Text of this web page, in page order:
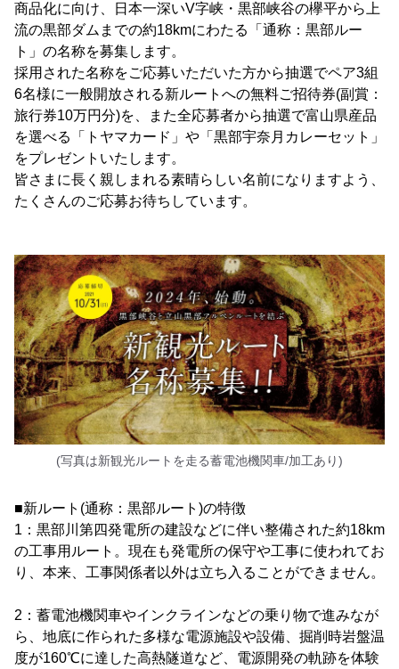
商品化に向け、日本一深いV字峡・黒部峡谷の欅平から上
流の黒部ダムまでの約18kmにわたる「通称：黒部ルー
ト」の名称を募集します。
採用された名称をご応募いただいた方から抽選でペア3組
6名様に一般開放される新ルートへの無料ご招待券(副賞：
旅行券10万円分)を、また全応募者から抽選で富山県産品
を選べる「トヤマカード」や「黒部宇奈月カレーセット」
をプレゼントいたします。
皆さまに長く親しまれる素晴らしい名前になりますよう、
たくさんのご応募お待ちしています。
(写真は新観光ルートを走る蓄電池機関車/加工あり)
■新ルート(通称：黒部ルート)の特徴
1：黒部川第四発電所の建設などに伴い整備された約18km
の工事用ルート。現在も発電所の保守や工事に使われてお
り、本来、工事関係者以外は立ち入ることができません。
2：蓄電池機関車やインクラインなどの乗り物で進みなが
ら、地底に作られた多様な電源施設や設備、掘削時岩盤温
度が160℃に達した高熱隧道など、電源開発の軌跡を体験